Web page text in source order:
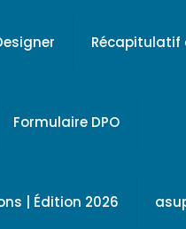
Récapitulatif
Formulaire DPO
| Édition 2026